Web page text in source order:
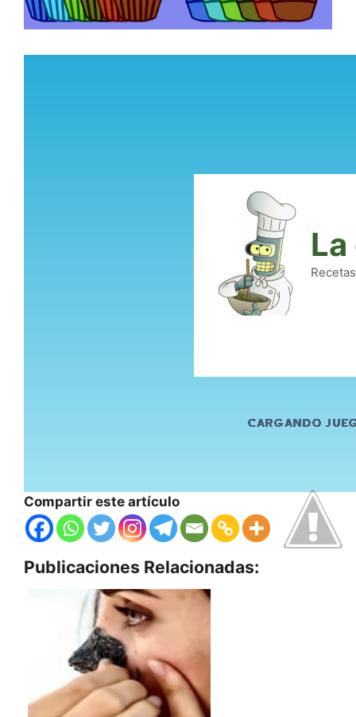
Compartir este artículo
Publicaciones Relacionadas: